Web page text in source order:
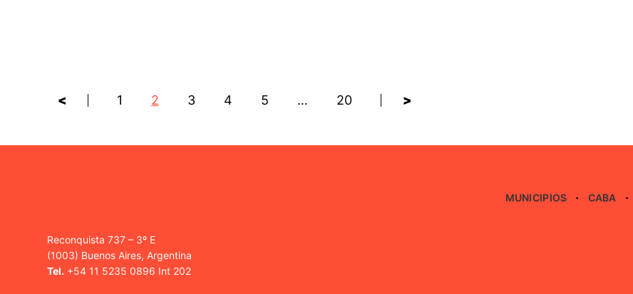
< 1 2 3 4 5 … 20 >
MUNICIPIOS CABA
Reconquista 737 – 3º E
(1003) Buenos Aires, Argentina
Tel. +54 11 5235 0896 Int 202